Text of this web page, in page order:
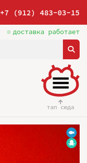
+7 (912) 483-03-15
доставка работает
тап сюда